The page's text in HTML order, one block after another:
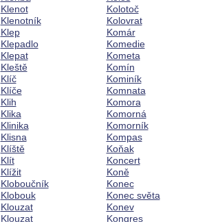
Klenot
Klenotník
Klep
Klepadlo
Klepat
Kleště
Klíč
Klíče
Klih
Klika
Klinika
Klisna
Klíště
Klít
Klížit
Kloboučník
Klobouk
Klouzat
Klouzat
Kolotoč
Kolovrat
Komár
Komedie
Kometa
Komín
Kominík
Komnata
Komora
Komorná
Komorník
Kompas
Koňak
Koncert
Koně
Konec
Konec světa
Konev
Kongres